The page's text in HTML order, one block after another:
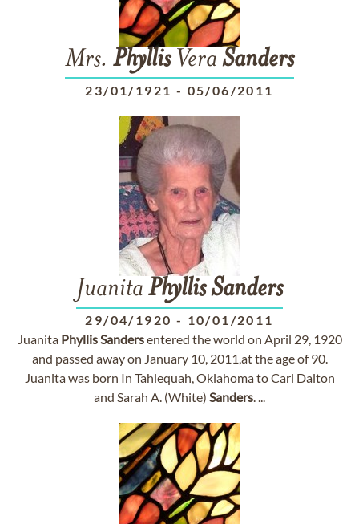
Mrs. PhyllisVera Sanders
23/01/1921 - 05/06/2011
Juanita PhyllisSanders
29/04/1920 - 10/01/2011
Juanita PhyllisSandersentered the world on April 29, 1920
and passed away on January 10, 2011,at the age of 90.
Juanita was born In Tahlequah, Oklahoma to Carl Dalton
and Sarah A. (White) Sanders. ...